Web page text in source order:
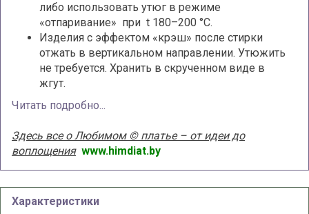
либо использовать утюг в режиме
«отпаривание» при t 180–200 °С.
Изделия с эффектом «крэш» после стирки
отжать в вертикальном направлении. Утюжить
не требуется. Хранить в скрученном виде в
жгут.
Читать подробно...
Здесь все о Любимом © платье – от идеи до
воплощения www.himdiat.by
Характеристики